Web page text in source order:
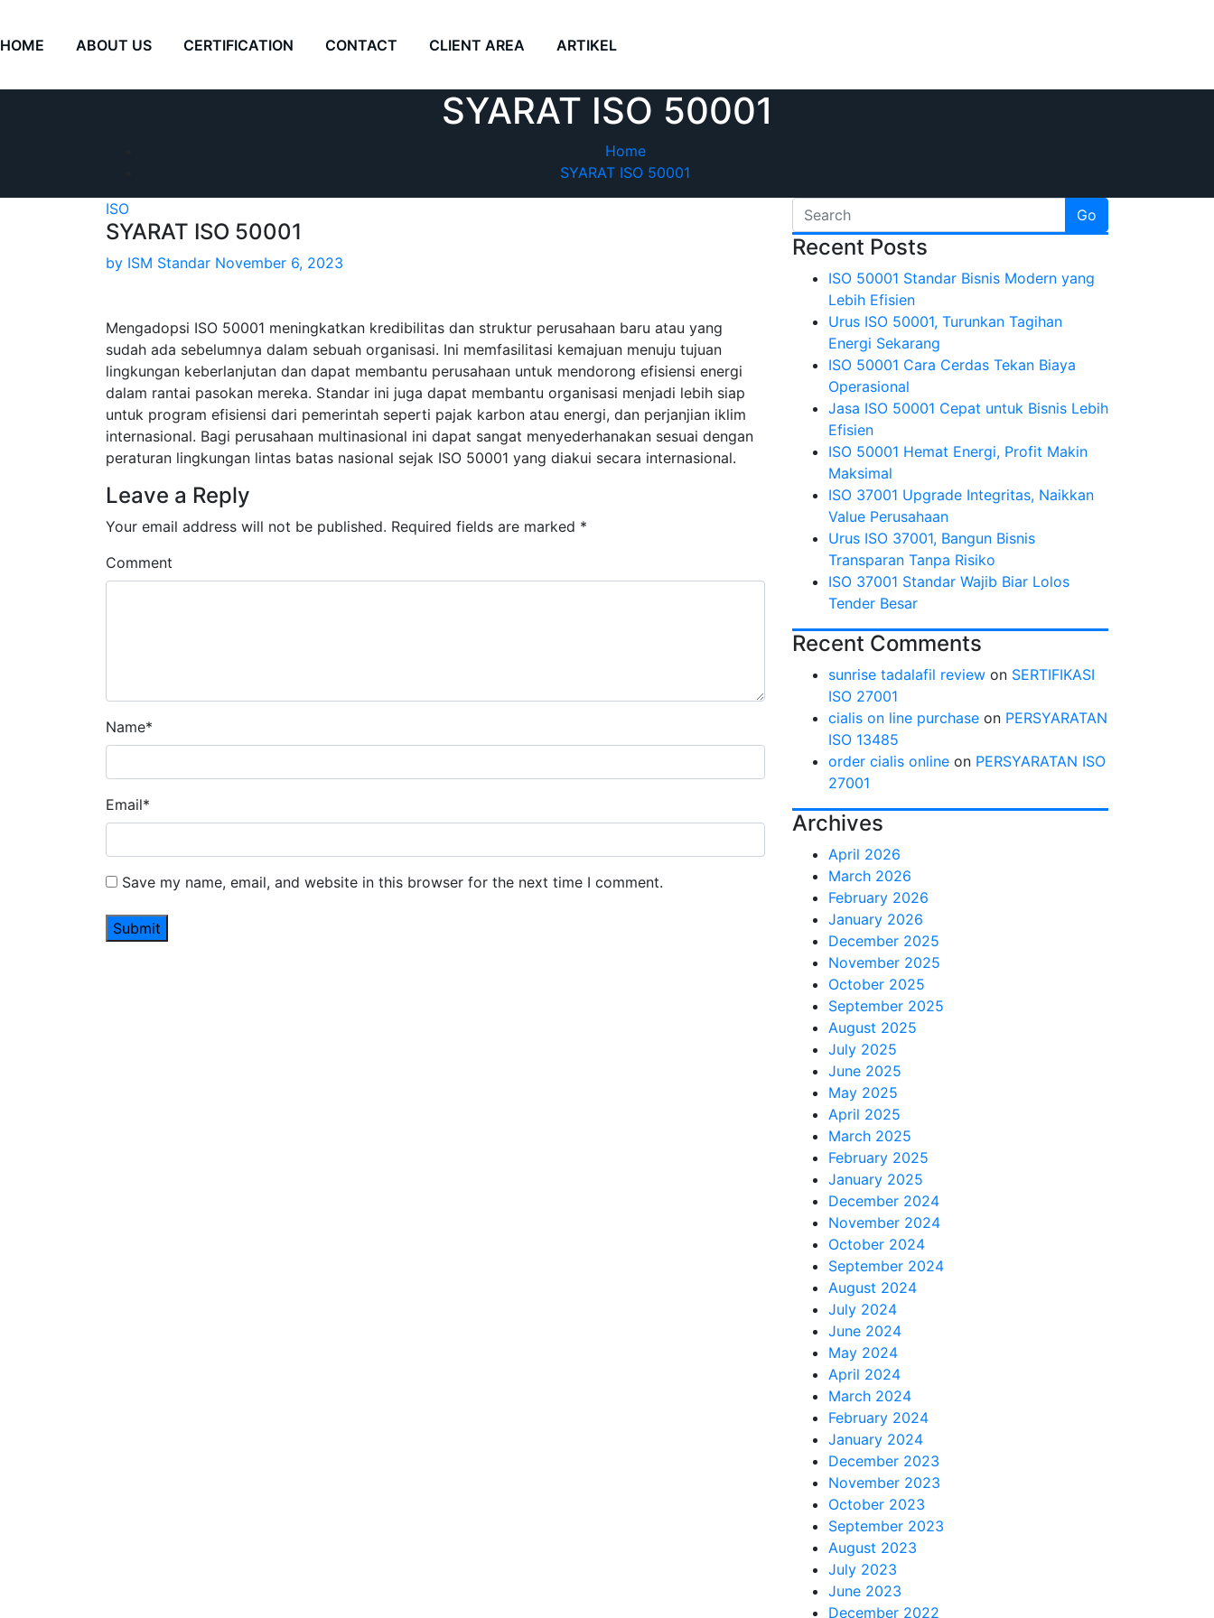
content
HOME ABOUT US CERTIFICATION CONTACT CLIENT AREA ARTIKEL
SYARAT ISO 50001
Home
SYARAT ISO 50001
ISO
SYARAT ISO 50001
by ISM Standar November 6, 2023
Mengadopsi ISO 50001 meningkatkan kredibilitas dan struktur perusahaan baru atau yang
sudah ada sebelumnya dalam sebuah organisasi. Ini memfasilitasi kemajuan menuju tujuan
lingkungan keberlanjutan dan dapat membantu perusahaan untuk mendorong efisiensi energi
dalam rantai pasokan mereka. Standar ini juga dapat membantu organisasi menjadi lebih siap
untuk program efisiensi dari pemerintah seperti pajak karbon atau energi, dan perjanjian iklim
internasional. Bagi perusahaan multinasional ini dapat sangat menyederhanakan sesuai dengan
peraturan lingkungan lintas batas nasional sejak ISO 50001 yang diakui secara internasional.
Leave a Reply
Your email address will not be published. Required fields are marked *
Comment
Name*
Email*
Save my name, email, and website in this browser for the next time I comment.
Go
Recent Posts
ISO 50001 Standar Bisnis Modern yang
Lebih Efisien
Urus ISO 50001, Turunkan Tagihan
Energi Sekarang
ISO 50001 Cara Cerdas Tekan Biaya
Operasional
Jasa ISO 50001 Cepat untuk Bisnis Lebih
Efisien
ISO 50001 Hemat Energi, Profit Makin
Maksimal
ISO 37001 Upgrade Integritas, Naikkan
Value Perusahaan
Urus ISO 37001, Bangun Bisnis
Transparan Tanpa Risiko
ISO 37001 Standar Wajib Biar Lolos
Tender Besar
Recent Comments
sunrise tadalafil review on SERTIFIKASI
ISO 27001
cialis on line purchase on PERSYARATAN
ISO 13485
order cialis online on PERSYARATAN ISO
27001
Archives
April 2026
March 2026
February 2026
January 2026
December 2025
November 2025
October 2025
September 2025
August 2025
July 2025
June 2025
May 2025
April 2025
March 2025
February 2025
January 2025
December 2024
November 2024
October 2024
September 2024
August 2024
July 2024
June 2024
May 2024
April 2024
March 2024
February 2024
January 2024
December 2023
November 2023
October 2023
September 2023
August 2023
July 2023
June 2023
December 2022